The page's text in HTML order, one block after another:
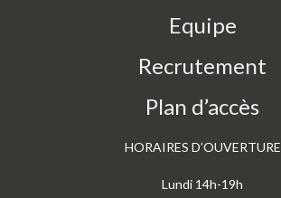
Equipe
Recrutement
Plan d’accès
HORAIRES D’OUVERTURE
Lundi 14h-19h